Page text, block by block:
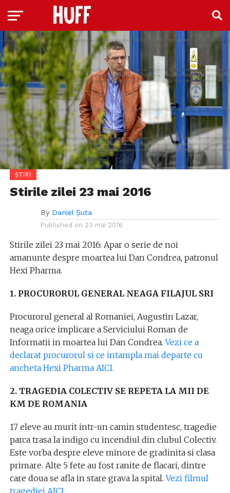
ȘTIRI
Stirile zilei 23 mai 2016
By Daniel Șuta
Published on 23 mai 2016
Stirile zilei 23 mai 2016: Apar o serie de noi
amanunte despre moartea lui Dan Condrea, patronul
Hexi Pharma.
1. PROCURORUL GENERAL NEAGA FILAJUL SRI
Procurorul general al Romaniei, Augustin Lazar,
neaga orice implicare a Serviciului Roman de
Informatii in moartea lui Dan Condrea.Vezi ce a
declarat procurorul si ce intampla mai departe cu
ancheta Hexi Pharma AICI.
2. TRAGEDIA COLECTIV SE REPETA LA MII DE
KM DE ROMANIA
17 eleve au murit intr-un camin studentesc, tragedie
parca trasa la indigo cu incendiul din clubul Colectiv.
Este vorba despre eleve minore de gradinita si clasa
primare. Alte 5 fete au fost ranite de flacari, dintre
care doua se afla in stare grava la spital.Vezi filmul
tragediei AICI